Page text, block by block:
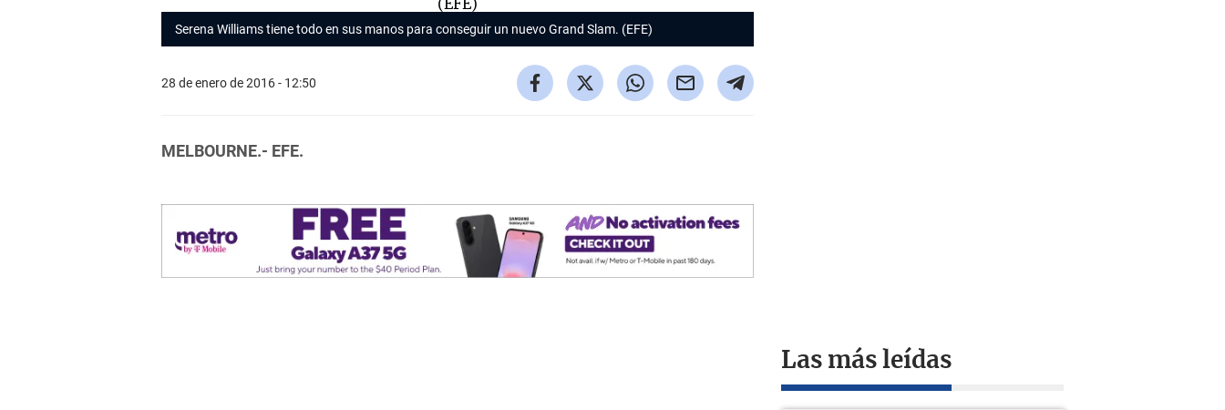
Serena Williams tiene todo en sus manos para conseguir un nuevo Grand Slam. (EFE)
28 de enero de 2016 - 12:50
MELBOURNE.- EFE.
Las más leídas